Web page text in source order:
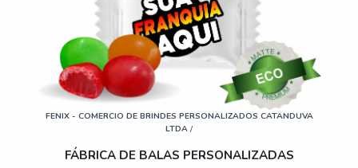
FENIX - COMERCIO DE BRINDES PERSONALIZADOS CATANDUVA
LTDA /
FÁBRICA DE BALAS PERSONALIZADAS